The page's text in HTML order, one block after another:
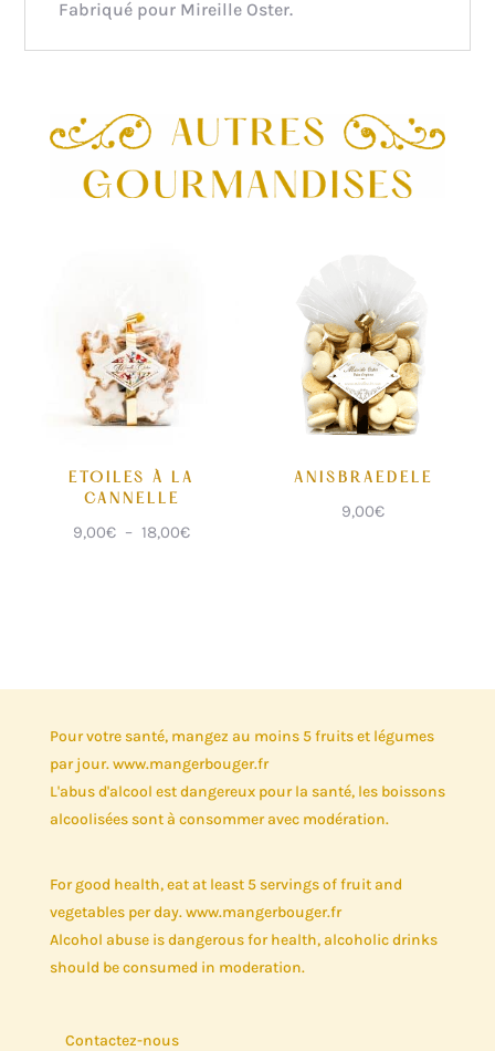
Fabriqué pour Mireille Oster.
ETOILES À LA
CANNELLE
9,00€ – 18,00€Plage
ANISBRAEDELE
9,00€
Pour votre santé, mangez au moins 5 fruits et légumes
par jour. www.mangerbouger.fr
L'abus d'alcool est dangereux pour la santé, les boissons
alcoolisées sont à consommer avec modération.
For good health, eat at least 5 servings of fruit and
vegetables per day. www.mangerbouger.fr
Alcohol abuse is dangerous for health, alcoholic drinks
should be consumed in moderation.
Contactez-nous